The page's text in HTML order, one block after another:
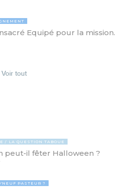
Equipé pour la mission.
Voir tout
LA QUESTION TABOUE
peut-il fêter Halloween ?
PASTEUR ?